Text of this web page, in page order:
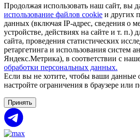
Продолжая использовать наш сайт, вы
использование файлов cookie и других
данных (включая IP-адрес, сведения о
устройстве, действиях на сайте и т. п.)
сайта, проведения статистических
ретаргетинга и использования систем
Яндекс.Метрика), в соответствии с
обработки персональных данных.
Если вы не хотите, чтобы ваши данные
настройте ограничения в браузере или
Принять